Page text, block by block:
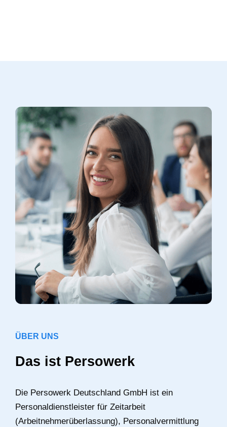
ÜBER UNS
Das ist Persowerk
Die Persowerk Deutschland GmbH ist ein
Personaldienstleister für Zeitarbeit
(Arbeitnehmerüberlassung), Personalvermittlung